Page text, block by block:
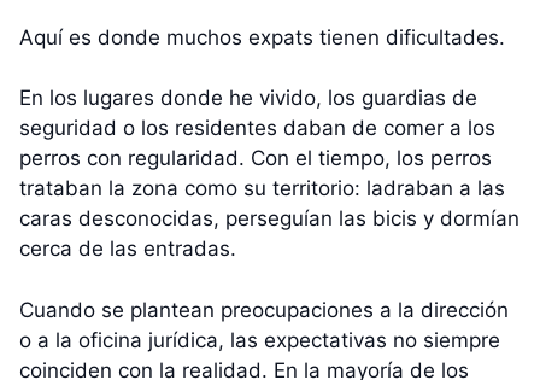
Aquí es donde muchos expats tienen dificultades.
En los lugares donde he vivido, los guardias de
seguridad o los residentes daban de comer a los
perros con regularidad. Con el tiempo, los perros
trataban la zona como su territorio: ladraban a las
caras desconocidas, perseguían las bicis y dormían
cerca de las entradas.
Cuando se plantean preocupaciones a la dirección
o a la oficina jurídica, las expectativas no siempre
coinciden con la realidad. En la mayoría de los